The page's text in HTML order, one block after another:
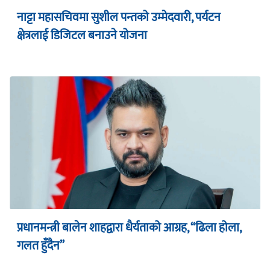
नाट्टा महासचिवमा सुशील पन्तको उम्मेदवारी, पर्यटन
क्षेत्रलाई डिजिटल बनाउने योजना
प्रधानमन्त्री बालेन शाहद्वारा धैर्यताको आग्रह, “ढिला होला,
गलत हुँदैन”